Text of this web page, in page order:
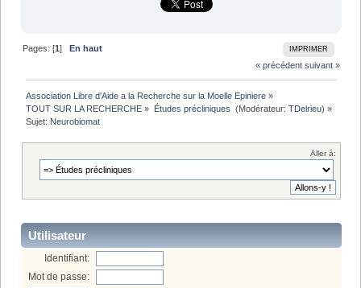
IMPRIMER
Pages: [1]En haut
« précédent suivant »
Association Libre d'Aide a la Recherche sur la Moelle Epiniere »
TOUT SUR LA RECHERCHE » Études précliniques (Modérateur: TDelrieu) »
Sujet: Neurobiomat
Aller à:
Utilisateur
Identifiant:
Mot de passe: